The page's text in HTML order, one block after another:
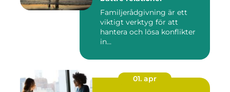
Familjerådgivning är ett
viktigt verktyg för att
hantera och lösa konflikter
in...
01. apr